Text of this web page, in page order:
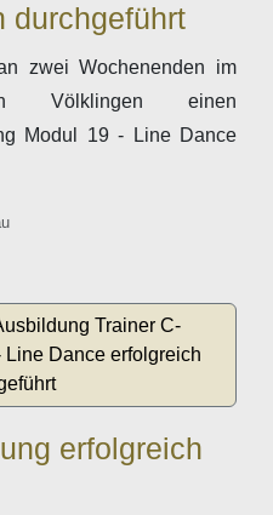
durchgeführt
zwei Wochenenden im
Völklingen einen
Modul 19 - Line Dance
Trainer C-
Line Dance erfolgreich
erfolgreich